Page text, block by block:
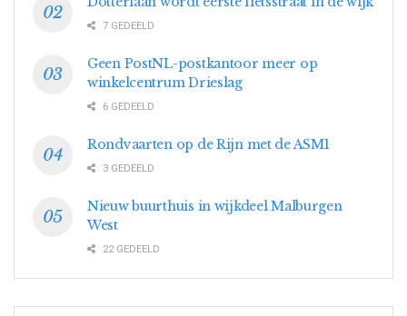
7 GEDEELD
Geen PostNL-postkantoor meer op
winkelcentrum Drieslag
6 GEDEELD
Rondvaarten op de Rijn met de ASM1
3 GEDEELD
Nieuw buurthuis in wijkdeel Malburgen
West
22 GEDEELD